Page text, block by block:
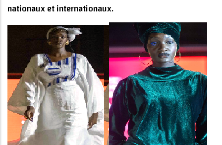
nationaux et internationaux.